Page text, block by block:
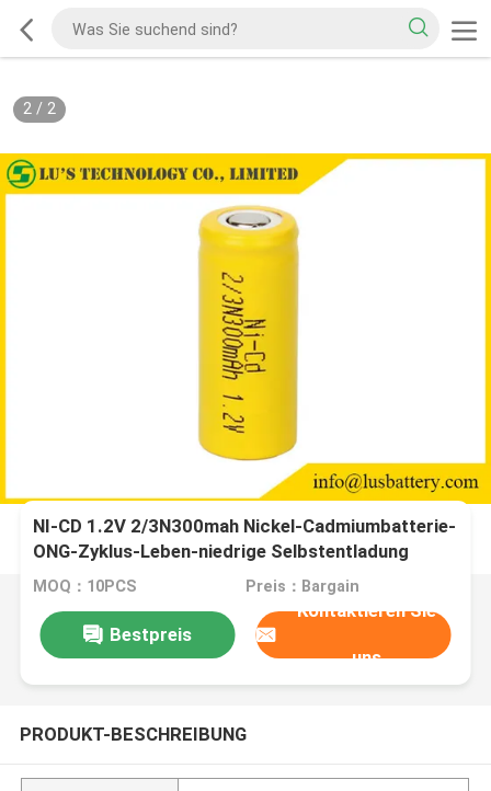
2/ 2
NI-CD 1.2V 2/3N300mah Nickel-Cadmiumbatterie-
ONG-Zyklus-Leben-niedrige Selbstentladung
MOQ：10PCS Preis：Bargain
Bestpreis
Kontaktieren Sie
uns
PRODUKT-BESCHREIBUNG